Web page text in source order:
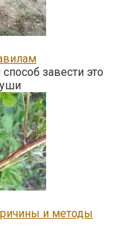
завести это
и методы